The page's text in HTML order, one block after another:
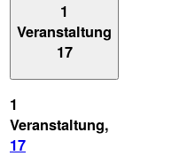
1
Veranstaltung
17
1
Veranstaltung,
17